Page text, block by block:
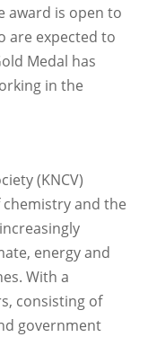
award is open to
are expected to
Medal has
in the
(KNCV)
and the
energy and
With a
consisting of
government